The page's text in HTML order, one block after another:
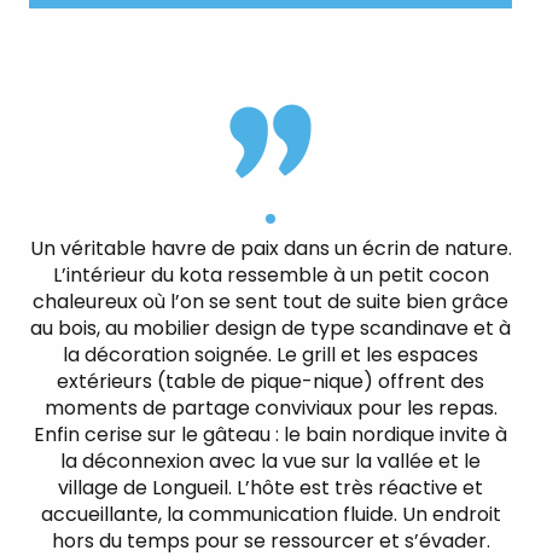
Un véritable havre de paix dans un écrin de nature.
L’intérieur du kota ressemble à un petit cocon
chaleureux où l’on se sent tout de suite bien grâce
au bois, au mobilier design de type scandinave et à
la décoration soignée. Le grill et les espaces
extérieurs (table de pique-nique) offrent des
moments de partage conviviaux pour les repas.
Enfin cerise sur le gâteau : le bain nordique invite à
la déconnexion avec la vue sur la vallée et le
village de Longueil. L’hôte est très réactive et
accueillante, la communication fluide. Un endroit
hors du temps pour se ressourcer et s’évader.